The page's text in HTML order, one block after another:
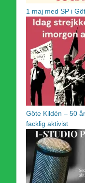
1 maj med SP i
Göte Kildén – 50
facklig aktivist